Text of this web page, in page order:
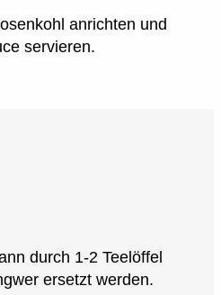
anrichten und
servieren.
durch 1-2 Teelöffel
ersetzt werden.